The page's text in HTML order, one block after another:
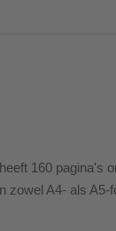
160 pagina's
zowel A4- als